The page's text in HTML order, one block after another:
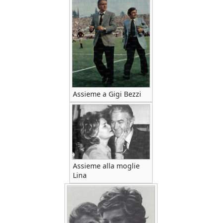
Assieme a Gigi Bezzi
Assieme alla moglie
Lina